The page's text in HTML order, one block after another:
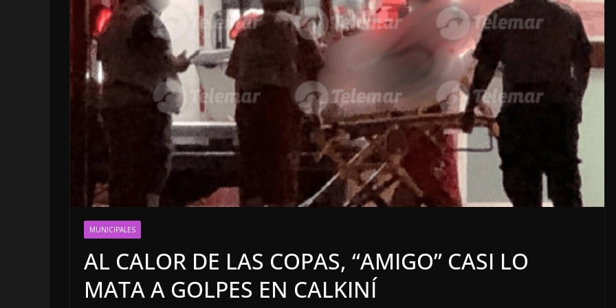
MUNICIPALES
AL CALOR DE LAS COPAS, “AMIGO” CASI LO
MATA A GOLPES EN CALKINÍ
LOCALES OPINIÓN
5 agosto, 2026
LOCALES OPINIÓN
6 agosto, 2026